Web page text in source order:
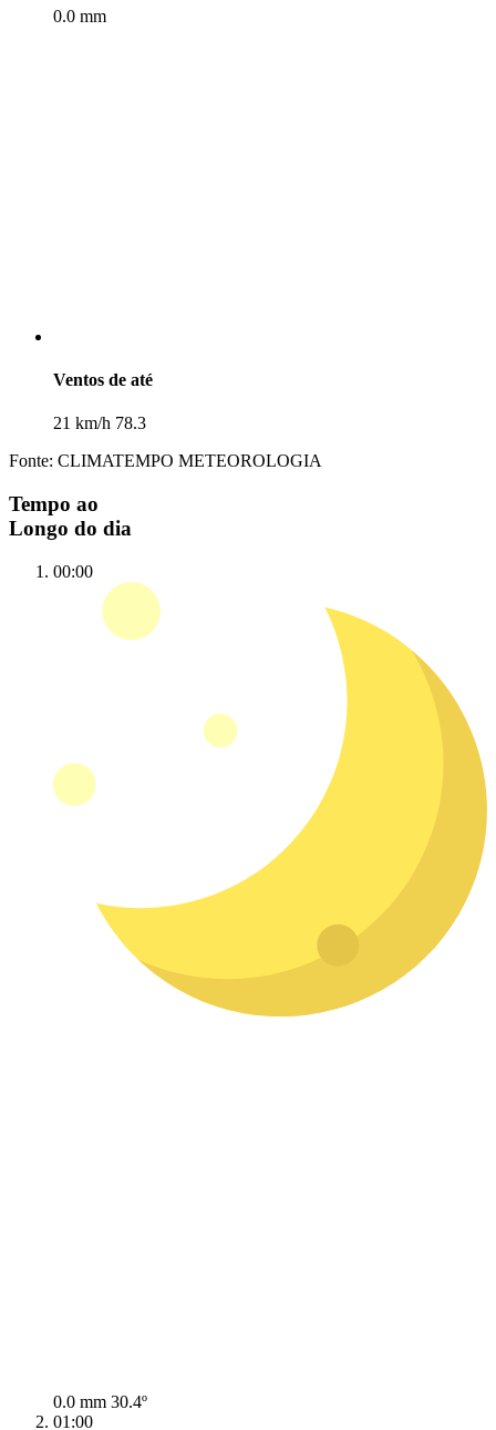
0.0 mm
Ventos de até
21 km/h 78.3
Fonte: CLIMATEMPO METEOROLOGIA
Tempo ao
Longo do dia
00:00
0.0 mm 30.4º
01:00